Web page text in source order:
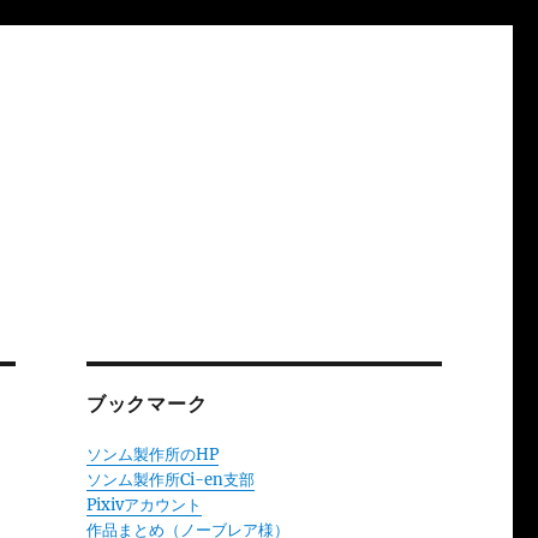
ブックマーク
ソンム製作所のHP
ソンム製作所Ci-en支部
Pixivアカウント
作品まとめ（ノーブレア様）